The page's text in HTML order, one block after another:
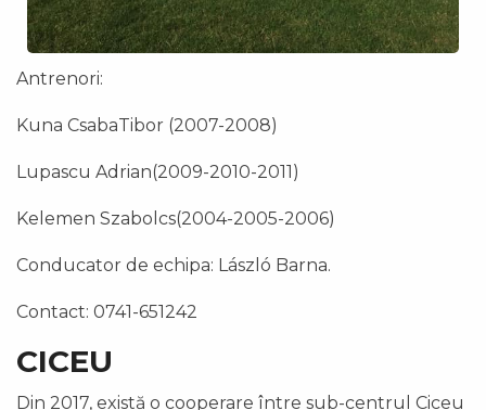
Antrenori:
Kuna CsabaTibor (2007-2008)
Lupascu Adrian(2009-2010-2011)
Kelemen Szabolcs(2004-2005-2006)
Conducator de echipa: László Barna.
Contact: 0741-651242
CICEU
Din 2017, există o cooperare între sub-centrul Ciceu